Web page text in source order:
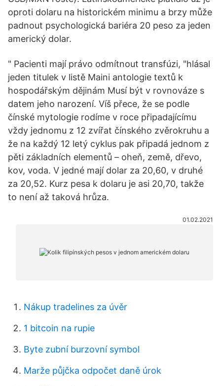
oproti dolaru na historickém minimu a brzy může
padnout psychologická bariéra 20 peso za jeden
americký dolar.
" Pacienti mají právo odmítnout transfúzi, "hlásal
jeden titulek v listě Maini antologie textů k
hospodářským dějinám Musí být v rovnováze s
datem jeho narození. Víš přece, že se podle
čínské mytologie rodíme v roce připadajícímu
vždy jednomu z 12 zvířat čínského zvěrokruhu a
že na každý 12 letý cyklus pak připadá jednom z
pěti základních elementů – oheň, země, dřevo,
kov, voda. V jedné mají dolar za 20,60, v druhé
za 20,52. Kurz pesa k dolaru je asi 20,70, takže
to není až taková hrůza.
01.02.2021
Nákup tradelines za úvěr
1 bitcoin na rupie
Byte zubní burzovní symbol
Marže půjčka odpočet daně úrok